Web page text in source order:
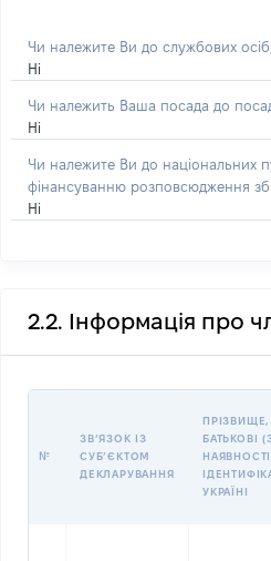
Чи належите Ви до службових
Ні
Чи належить Ваша посада до
Ні
Чи належите Ви до національних
фінансуванню розповсюдження
Ні
2.2. Інформація про
№
ЗВʼЯЗОК ІЗ
СУБʼЄКТОМ
ДЕКЛАРУВАННЯ
ПРІЗВИЩЕ,
БАТЬКОВІ
УКРАЇНІ